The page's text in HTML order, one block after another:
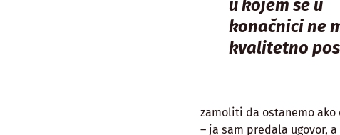
u kojem se u
konačnici ne
kvalitetno
zamoliti da ostanemo ako
– ja sam predala ugovor,